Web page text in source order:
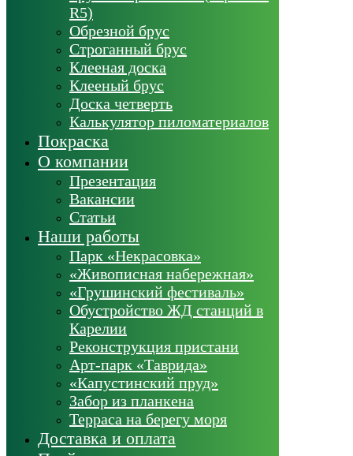
R5)
Обрезной брус
Строганный брус
Клееная доска
Клееный брус
Доска четверть
Калькулятор пиломатериалов
Покраска
О компании
Презентация
Вакансии
Статьи
Наши работы
Парк «Некрасовка»
«Живописная набережная»
«Грушинский фестиваль»
Обустройство ЖД станций в
Карелии
Реконструкция пристани
Арт-парк «Таврида»
«Капустинский пруд»
Забор из планкена
Терраса на берегу моря
Доставка и оплата